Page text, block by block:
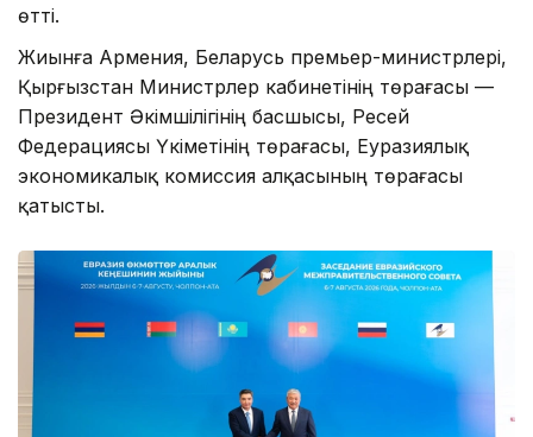
өтті.
Жиынға Армения, Беларусь премьер-министрлері,
Қырғызстан Министрлер кабинетінің төрағасы —
Президент Әкімшілігінің басшысы, Ресей
Федерациясы Үкіметінің төрағасы, Еуразиялық
экономикалық комиссия алқасының төрағасы
қатысты.